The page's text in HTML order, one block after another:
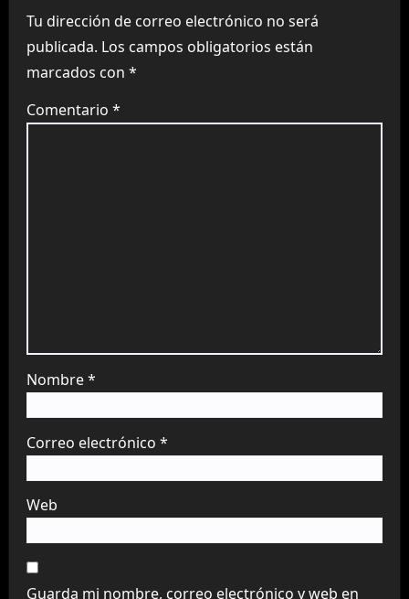
Tu dirección de correo electrónico no será
publicada. Los campos obligatorios están
marcados con *
Comentario *
Nombre*
Correo electrónico *
Web
Guarda mi nombre, correo electrónico y web en